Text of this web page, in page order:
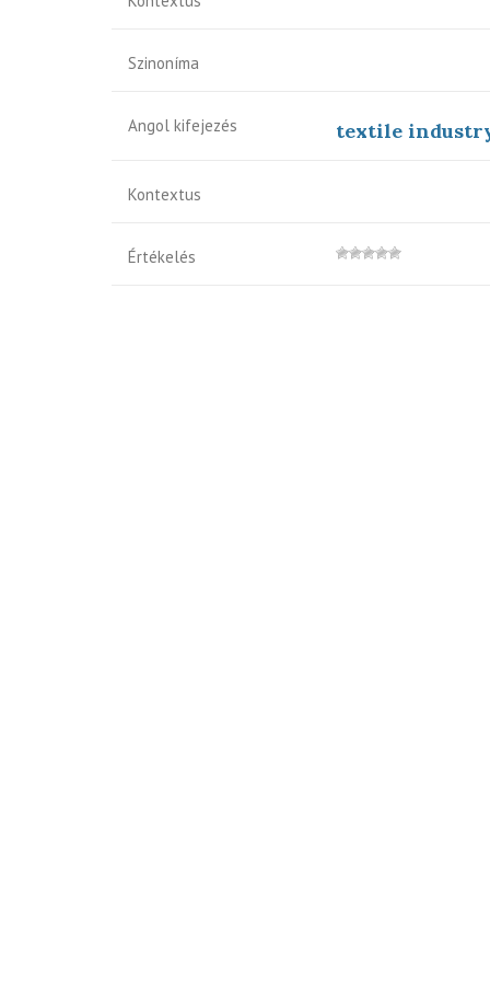
Szinoníma
Angol kifejezés textile
Kontextus
Értékelés